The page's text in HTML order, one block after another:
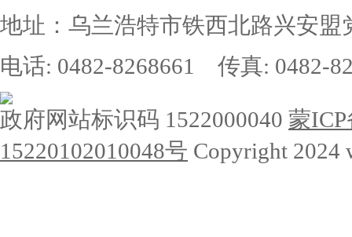
地址：乌兰浩特市铁西北路兴安盟
电话: 0482-8268661 传真: 0482-
政府网站标识码 1522000040 蒙ICP
15220102010048号 Copyright 2024